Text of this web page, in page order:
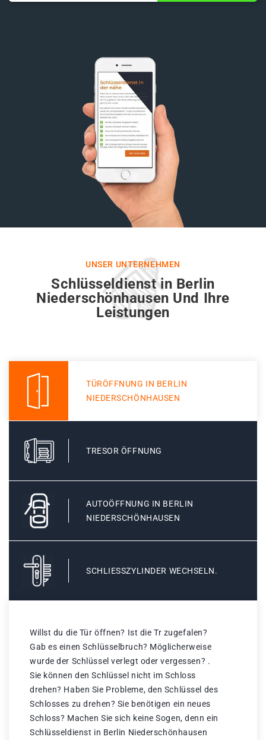
UNSER UNTERNEHMEN
Schlüsseldienst in Berlin
Niederschönhausen Und Ihre
Leistungen
TÜRÖFFNUNG IN BERLIN
NIEDERSCHÖNHAUSEN
TRESOR ÖFFNUNG
AUTOÖFFNUNG IN BERLIN
NIEDERSCHÖNHAUSEN
SCHLIESSZYLINDER WECHSELN.
Willst du die Tür öffnen? Ist die Tr zugefalen?
Gab es einen Schlüsselbruch? Möglicherweise
wurde der Schlüssel verlegt oder vergessen? .
Sie können den Schlüssel nicht im Schloss
drehen? Haben Sie Probleme, den Schlüssel des
Schlosses zu drehen? Sie benötigen ein neues
Schloss? Machen Sie sich keine Sogen, denn ein
Schlüsseldienst in Berlin Niederschönhausen